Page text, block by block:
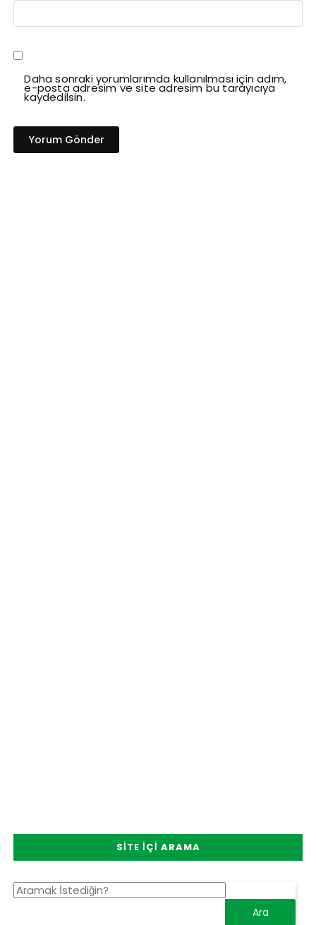
Daha sonraki yorumlarımda kullanılması için adım,
e-posta adresim ve site adresim bu tarayıcıya
kaydedilsin.
SITE İÇI ARAMA